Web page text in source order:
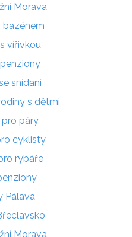
Morava
bazénem
vířivkou
snídaní
s dětmi
pro páry
cyklisty
rybáře
Pálava
Morava